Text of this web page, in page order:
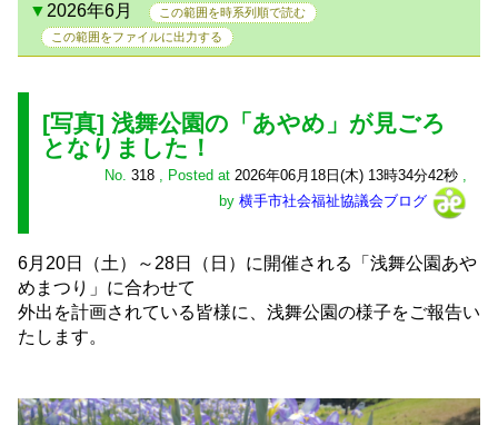
2026年6月
この範囲を時系列順で読む
この範囲をファイルに出力する
[写真] 浅舞公園の「あやめ」が見ごろ
となりました！
No. 318 , Posted at 2026年06月18日(木) 13時34分42秒 ,
by 横手市社会福祉協議会ブログ
6月20日（土）～28日（日）に開催される「浅舞公園あや
めまつり」に合わせて
外出を計画されている皆様に、浅舞公園の様子をご報告い
たします。